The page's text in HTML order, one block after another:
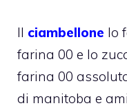
Il ciambellone lo
farina 00 e lo
farina 00
di manitoba e